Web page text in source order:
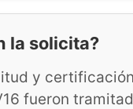
la solicita?
y
fueron